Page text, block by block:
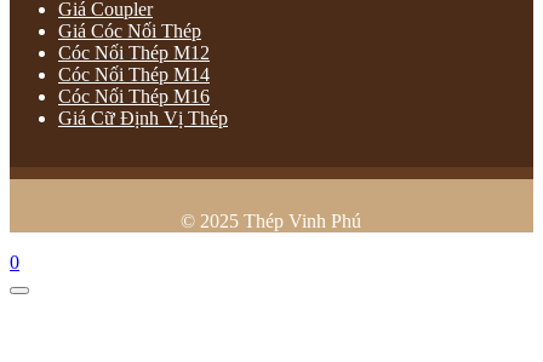
Giá Coupler
Giá Cóc Nối Thép
Cóc Nối Thép M12
Cóc Nối Thép M14
Cóc Nối Thép M16
Giá Cữ Định Vị Thép
© 2025 Thép Vinh Phú
0